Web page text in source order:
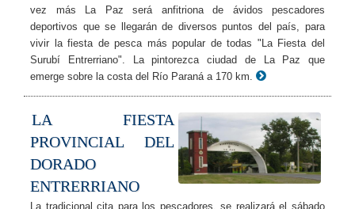
vez más La Paz será anfitriona de ávidos pescadores
deportivos que se llegarán de diversos puntos del país, para
vivir la fiesta de pesca más popular de todas "La Fiesta del
Surubí Entrerriano". La pintorezca ciudad de La Paz que
emerge sobre la costa del Río Paraná a 170 km.
LA FIESTA
PROVINCIAL DEL
DORADO
ENTRERRIANO
La tradicional cita para los pescadores, se realizará el sábado